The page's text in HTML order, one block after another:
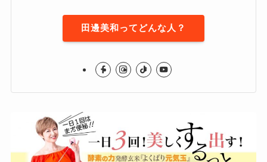
田邊美和ってどんな人？